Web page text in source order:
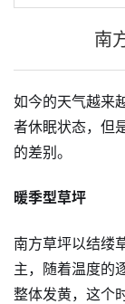
南
如今的天气越来
者休眠状态，但
的差别。
暖季型草坪
南方草坪以结缕
主，随着温度的
整体发黄，这个